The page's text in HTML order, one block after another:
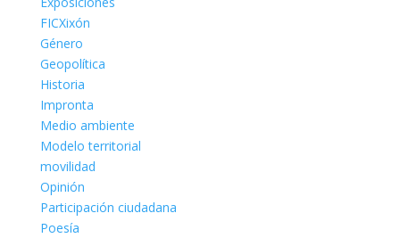
FICXixón
Género
Geopolítica
Historia
Impronta
Medio ambiente
Modelo territorial
movilidad
Opinión
Participación ciudadana
Poesía